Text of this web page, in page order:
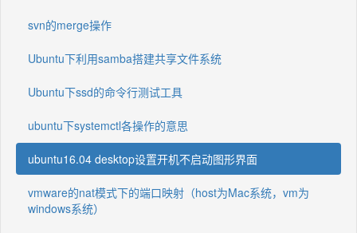
svn的merge操作
Ubuntu下利用samba搭建共享文件系统
Ubuntu下ssd的命令行测试工具
ubuntu下systemctl各操作的意思
ubuntu16.04 desktop设置开机不启动图形界面
vmware的nat模式下的端口映射（host为Mac系统，vm为
windows系统）